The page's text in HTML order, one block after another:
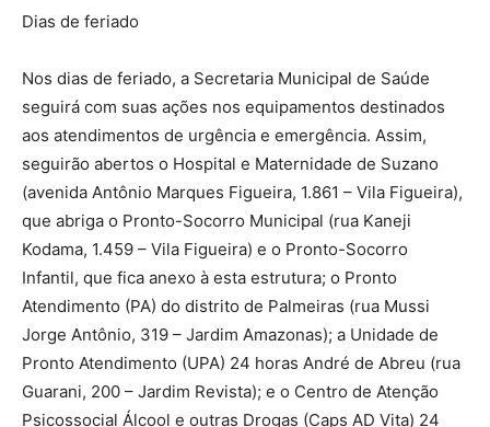
Dias de feriado
Nos dias de feriado, a Secretaria Municipal de Saúde
seguirá com suas ações nos equipamentos destinados
aos atendimentos de urgência e emergência. Assim,
seguirão abertos o Hospital e Maternidade de Suzano
(avenida Antônio Marques Figueira, 1.861 – Vila Figueira),
que abriga o Pronto-Socorro Municipal (rua Kaneji
Kodama, 1.459 – Vila Figueira) e o Pronto-Socorro
Infantil, que fica anexo à esta estrutura; o Pronto
Atendimento (PA) do distrito de Palmeiras (rua Mussi
Jorge Antônio, 319 – Jardim Amazonas); a Unidade de
Pronto Atendimento (UPA) 24 horas André de Abreu (rua
Guarani, 200 – Jardim Revista); e o Centro de Atenção
Psicossocial Álcool e outras Drogas (Caps AD Vita) 24